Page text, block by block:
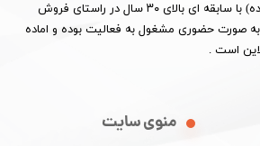
​فروشگاه مدرن پیچ (مباشرزاده) با سابقه ای بالای ۳۰ سال در راستای فروش
صورت حضوری مشغول به فعالیت بوده و اماده
است .
منوی سایت